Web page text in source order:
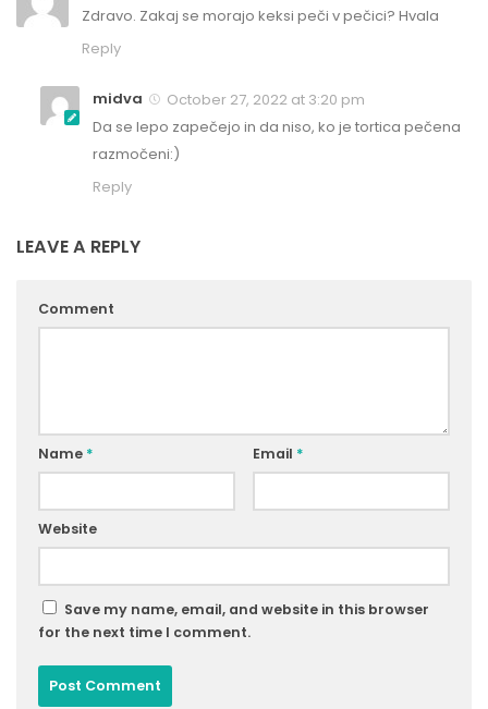
Zdravo. Zakaj se morajo keksi peči v pečici? Hvala
Reply
midva
October 27, 2022 at 3:20 pm
Da se lepo zapečejo in da niso, ko je tortica pečena
razmočeni:)
Reply
LEAVE A REPLY
Comment
Name * Email *
Website
Save my name, email, and website in this browser
for the next time I comment.